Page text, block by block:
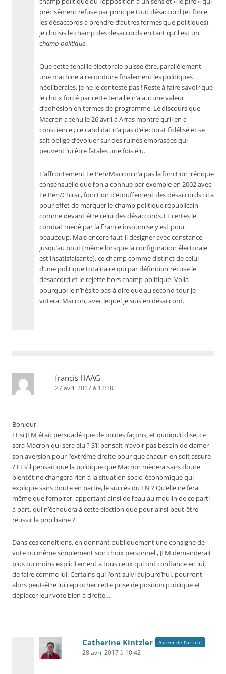
précisément refuse par principe tout désaccord (et force
les désaccords à prendre d’autres formes que politiques),
je choisis le champ des désaccords en tant qu’il est un
champ politique.
Que cette tenaille électorale puisse être, parallèlement,
une machine à reconduire finalement les politiques
néolibérales, je ne le conteste pas ! Reste à faire savoir que
le choix forcé par cette tenaille n’a aucune valeur
d’adhésion en termes de programme. Le discours que
Macron a tenu le 26 avril à Arras montre qu’il en a
conscience ; ce candidat n’a pas d’électorat fidélisé et se
sait obligé d’évoluer sur des ruines embrasées qui
peuvent lui être fatales une fois élu.
L’affrontement Le Pen/Macron n’a pas la fonction irénique
consensuelle que l’on a connue par exemple en 2002 avec
Le Pen/Chirac, fonction d’étouffement des désaccords : il a
pour effet de marquer le champ politique républicain
comme devant être celui des désaccords. Et certes le
combat mené par la France insoumise y est pour
beaucoup. Mais encore faut-il désigner avec constance,
jusqu’au bout (même lorsque la configuration électorale
est insatisfaisante), ce champ comme distinct de celui
d’une politique totalitaire qui par définition récuse le
désaccord et le rejette hors champ politique. Voilà
pourquoi je n’hésite pas à dire que au second tour je
voterai Macron, avec lequel je suis en désaccord.
francis HAAG
27 avril 2017 à 12:18
Bonjour,
Et si JLM était persuadé que de toutes façons, et quoiqu’il dise, ce
sera Macron qui sera élu ? S’il pensait n’avoir pas besoin de clamer
son aversion pour l’extrême droite pour que chacun en soit assuré
? Et s’il pensait que la politique que Macron mènera sans doute
bientôt ne changera rien à la situation socio-économique qui
explique sans doute en partie, le succès du FN ? Qu’elle ne fera
même que l’empirer, apportant ainsi de l’eau au moulin de ce parti
à part, qui n’échouera à cette élection que pour ainsi peut-être
réussir la prochaine ?
Dans ces conditions, en donnant publiquement une consigne de
vote ou même simplement son choix personnel , JLM demanderait
plus ou moins explicitement à tous ceux qui ont confiance en lui,
de faire comme lui. Certains qui l’ont suivi aujourd’hui, pourront
alors peut-être lui reprocher cette prise de position publique et
déplacer leur vote bien à droite…
Catherine Kintzler Auteur de l’article
28 avril 2017 à 10:42